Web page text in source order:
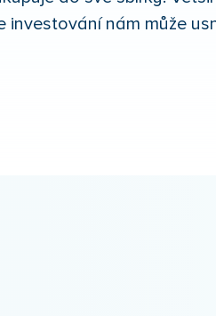
investování nám může